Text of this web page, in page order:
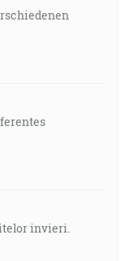
invieri.